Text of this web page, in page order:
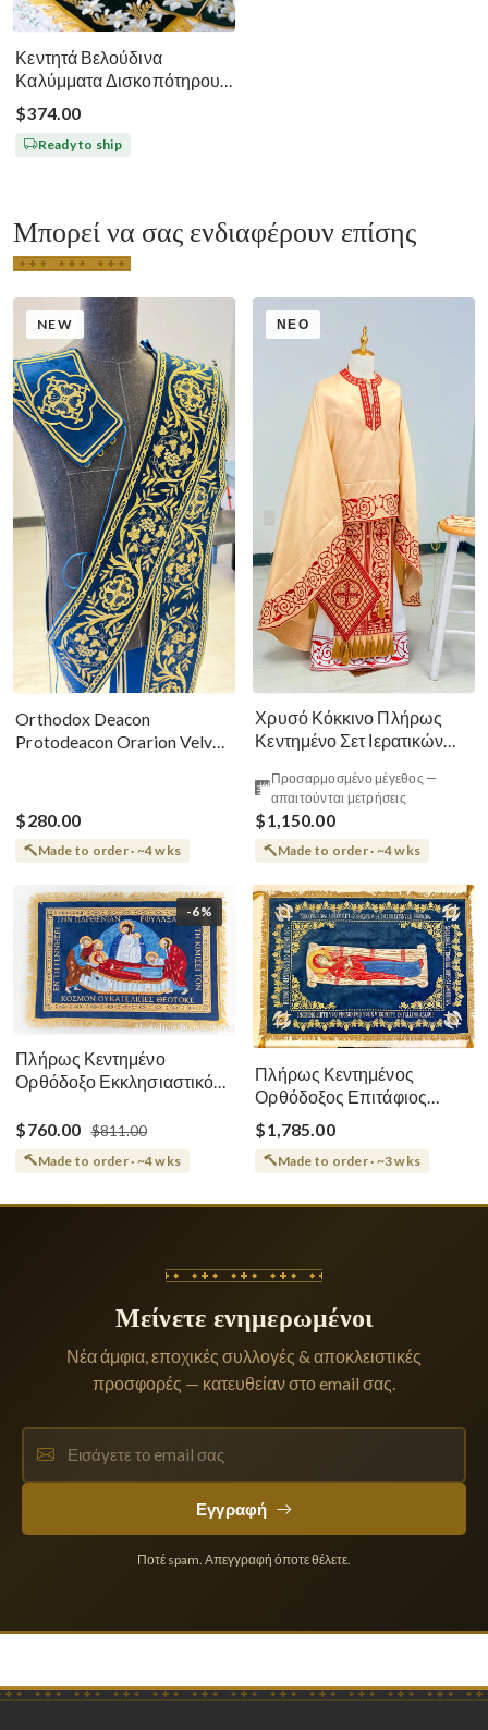
Κεντητά Βελούδινα
Καλύμματα Δισκοπότηρου -
Σκούρο Πράσινο
$374.00
Ready to ship
Μπορεί να σας ενδιαφέρουν επίσης
NEW
Orthodox Deacon
Protodeacon Orarion Velvet
$280.00
Made to order · ~4 wks
ΝΈΟ
Χρυσό Κόκκινο Πλήρως
Κεντημένο Σετ Ιερατικών
Προσαρμοσμένο μέγεθος —
απαιτούνται μετρήσεις
$1,150.00
Made to order · ~4 wks
-6%
Πλήρως Κεντημένο
Ορθόδοξο Εκκλησιαστικό
Θεοτόκου
$760.00 $811.00
Made to order · ~4 wks
Πλήρως Κεντημένος
Ορθόδοξος Επιτάφιος
Κοίμησης
$1,785.00
Made to order · ~3 wks
Μείνετε ενημερωμένοι
Νέα άμφια, εποχικές συλλογές & αποκλειστικές
προσφορές — κατευθείαν στο email σας.
Εγγραφή
Ποτέ spam. Απεγγραφή όποτε θέλετε.